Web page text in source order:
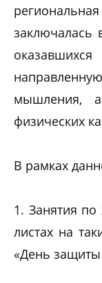
заключалась
мышления,
физических
В рамках
1. Занятия
листах на
«День защиты